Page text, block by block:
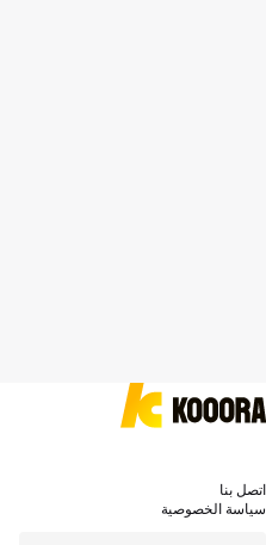
اتصل بنا
سياسة الخصوصية